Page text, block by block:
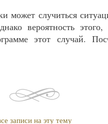
может случиться
вероятность
этот случай.
записи на эту тему